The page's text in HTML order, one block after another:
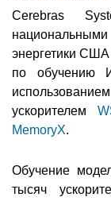
Cerebras
энергетики
по обучению
ускорителем
MemoryX.
Обучение
тысяч